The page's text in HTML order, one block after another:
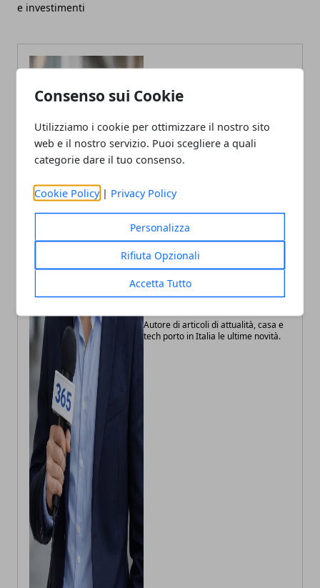
Consenso sui Cookie
Utilizziamo i cookie per ottimizzare il nostro sito
web e il nostro servizio. Puoi scegliere a quali
categorie dare il tuo consenso.
Cookie Policy | Privacy Policy
Personalizza
Rifiuta Opzionali
Accetta Tutto
e investimenti
Andrea Bianchi
Autore di articoli di attualità, casa e
tech porto in Italia le ultime novità.